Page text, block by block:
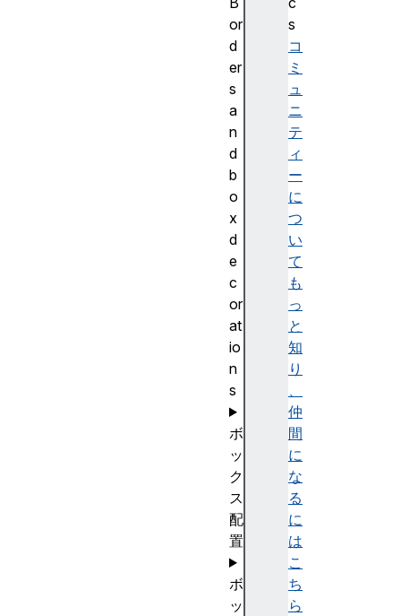
s
コ
ミ
ュ
ニ
テ
ィ
ー
に
つ
い
て
も
っ
と
知
り
、
仲
間
に
な
る
に
は
こ
ち
ら
or
d
er
s
a
n
d
b
o
x
d
e
c
or
at
io
n
s
ボ
ッ
ク
ス
配
置
ボ
ッ